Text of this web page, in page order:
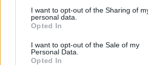
I want to opt-out of the Sharing of
personal data.
Opted In
I want to opt-out of the Sale of my
Personal Data.
Opted In
συνθέτη Χρήστου Ζώη, που
παρασύρουν όλους τους
ξέφρενο πάρτι.